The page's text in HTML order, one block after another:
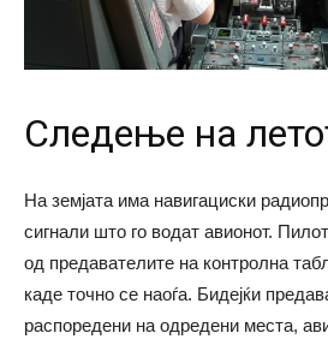
Следење на
На земјата има навигациски
сигнали што го водат авионот.
од предавателите на контролна
каде точно се наоѓа. Бидејќи
распоредени на одредени места,